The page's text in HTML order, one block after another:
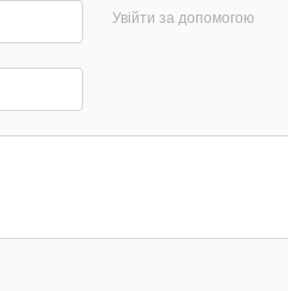
Увійти за допомогою